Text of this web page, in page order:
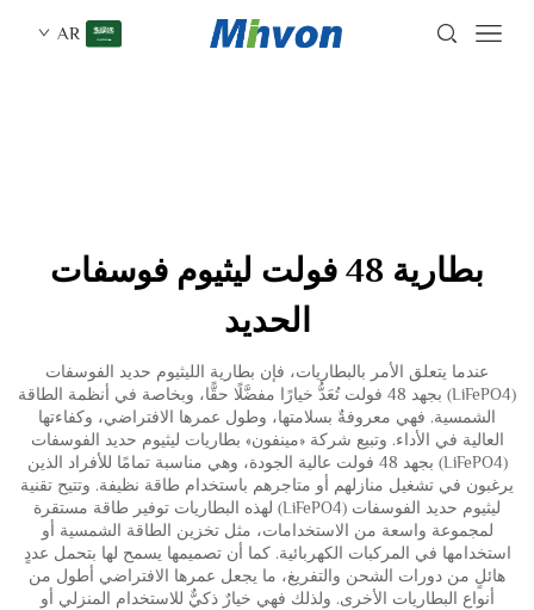
AR
بطارية 48 فولت ليثيوم فوسفات
الحديد
عندما يتعلق الأمر بالبطاريات، فإن بطارية الليثيوم حديد الفوسفات
(LiFePO4) بجهد 48 فولت تُعَدُّ خيارًا مفضَّلًا حقًّا، وبخاصة في أنظمة الطاقة
الشمسية. فهي معروفةٌ بسلامتها، وطول عمرها الافتراضي، وكفاءتها
العالية في الأداء. وتبيع شركة «مينفون» بطاريات ليثيوم حديد الفوسفات
(LiFePO4) بجهد 48 فولت عالية الجودة، وهي مناسبة تمامًا للأفراد الذين
يرغبون في تشغيل منازلهم أو متاجرهم باستخدام طاقة نظيفة. وتتيح تقنية
ليثيوم حديد الفوسفات (LiFePO4) لهذه البطاريات توفير طاقة مستقرة
لمجموعة واسعة من الاستخدامات، مثل تخزين الطاقة الشمسية أو
استخدامها في المركبات الكهربائية. كما أن تصميمها يسمح لها بتحمل عددٍ
هائلٍ من دورات الشحن والتفريغ، ما يجعل عمرها الافتراضي أطول من
أنواع البطاريات الأخرى. ولذلك فهي خيارٌ ذكيٌّ للاستخدام المنزلي أو